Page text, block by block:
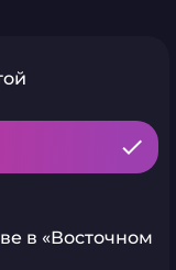
в «Восточном